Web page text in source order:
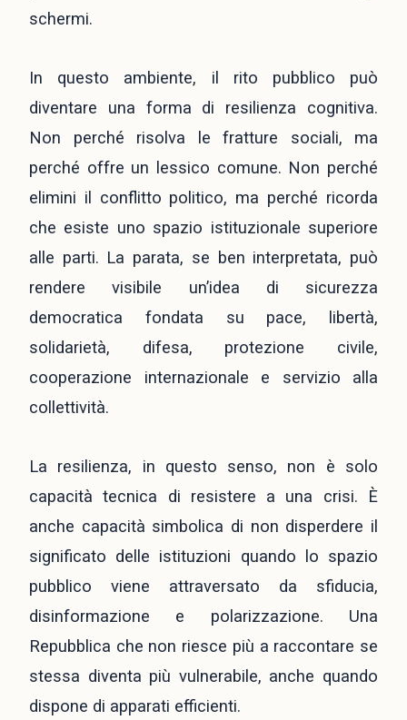
schermi.
In questo ambiente, il rito pubblico può
diventare una forma di resilienza cognitiva.
Non perché risolva le fratture sociali, ma
perché offre un lessico comune. Non perché
elimini il conflitto politico, ma perché ricorda
che esiste uno spazio istituzionale superiore
alle parti. La parata, se ben interpretata, può
rendere visibile un’idea di sicurezza
democratica fondata su pace, libertà,
solidarietà, difesa, protezione civile,
cooperazione internazionale e servizio alla
collettività.
La resilienza, in questo senso, non è solo
capacità tecnica di resistere a una crisi. È
anche capacità simbolica di non disperdere il
significato delle istituzioni quando lo spazio
pubblico viene attraversato da sfiducia,
disinformazione e polarizzazione. Una
Repubblica che non riesce più a raccontare se
stessa diventa più vulnerabile, anche quando
dispone di apparati efficienti.